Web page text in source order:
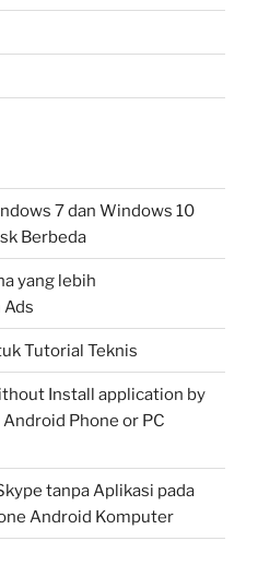
7 dan Windows 10
Berbeda
yang lebih
Tutorial Teknis
Install application by
Phone or PC
tanpa Aplikasi pada
Android Komputer